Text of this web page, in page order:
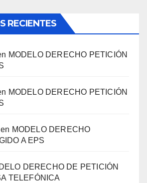
RECIENTES
MODELO DERECHO PETICIÓN
MODELO DERECHO PETICIÓN
MODELO DERECHO
A EPS
DERECHO DE PETICIÓN
TELEFÓNICA